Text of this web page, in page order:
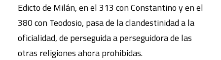
Edicto de Milán, en el 313 con Constantino y en el
380 con Teodosio, pasa de la clandestinidad a la
oficialidad, de perseguida a perseguidora de las
otras religiones ahora prohibidas.